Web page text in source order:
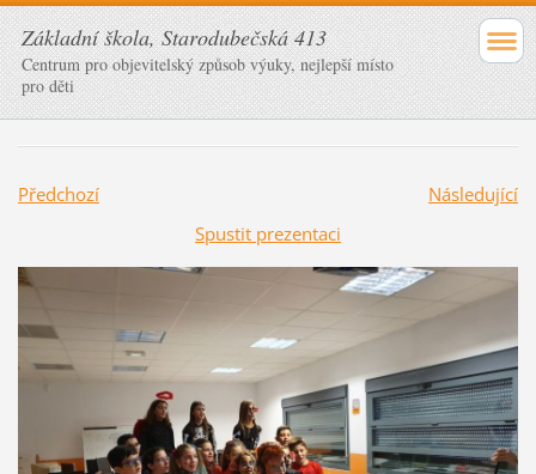
Základní škola, Starodubečská 413
Centrum pro objevitelský způsob výuky, nejlepší místo
pro děti
Předchozí
Následující
Spustit prezentaci